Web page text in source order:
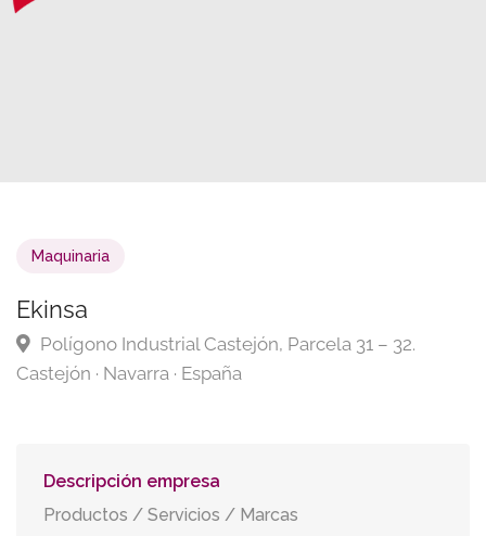
Maquinaria
Ekinsa
Polígono Industrial Castejón, Parcela 31 – 32.
Castejón · Navarra · España
Descripción empresa
Productos / Servicios / Marcas